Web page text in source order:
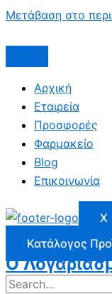
Μετάβαση στο
Αρχική
Εταιρεία
Προσφορές
Φαρμακείο
Blog
Επικοινωνία
X
Κατάλογος
Ο